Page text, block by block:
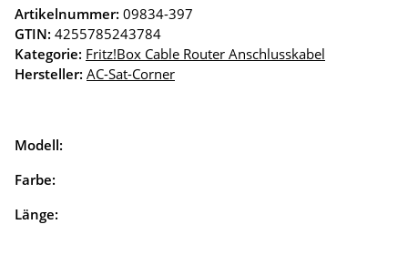
Artikelnummer: 09834-397
GTIN: 4255785243784
Kategorie: Fritz!Box Cable Router Anschlusskabel
Hersteller: AC-Sat-Corner
Modell:
Farbe:
Länge: